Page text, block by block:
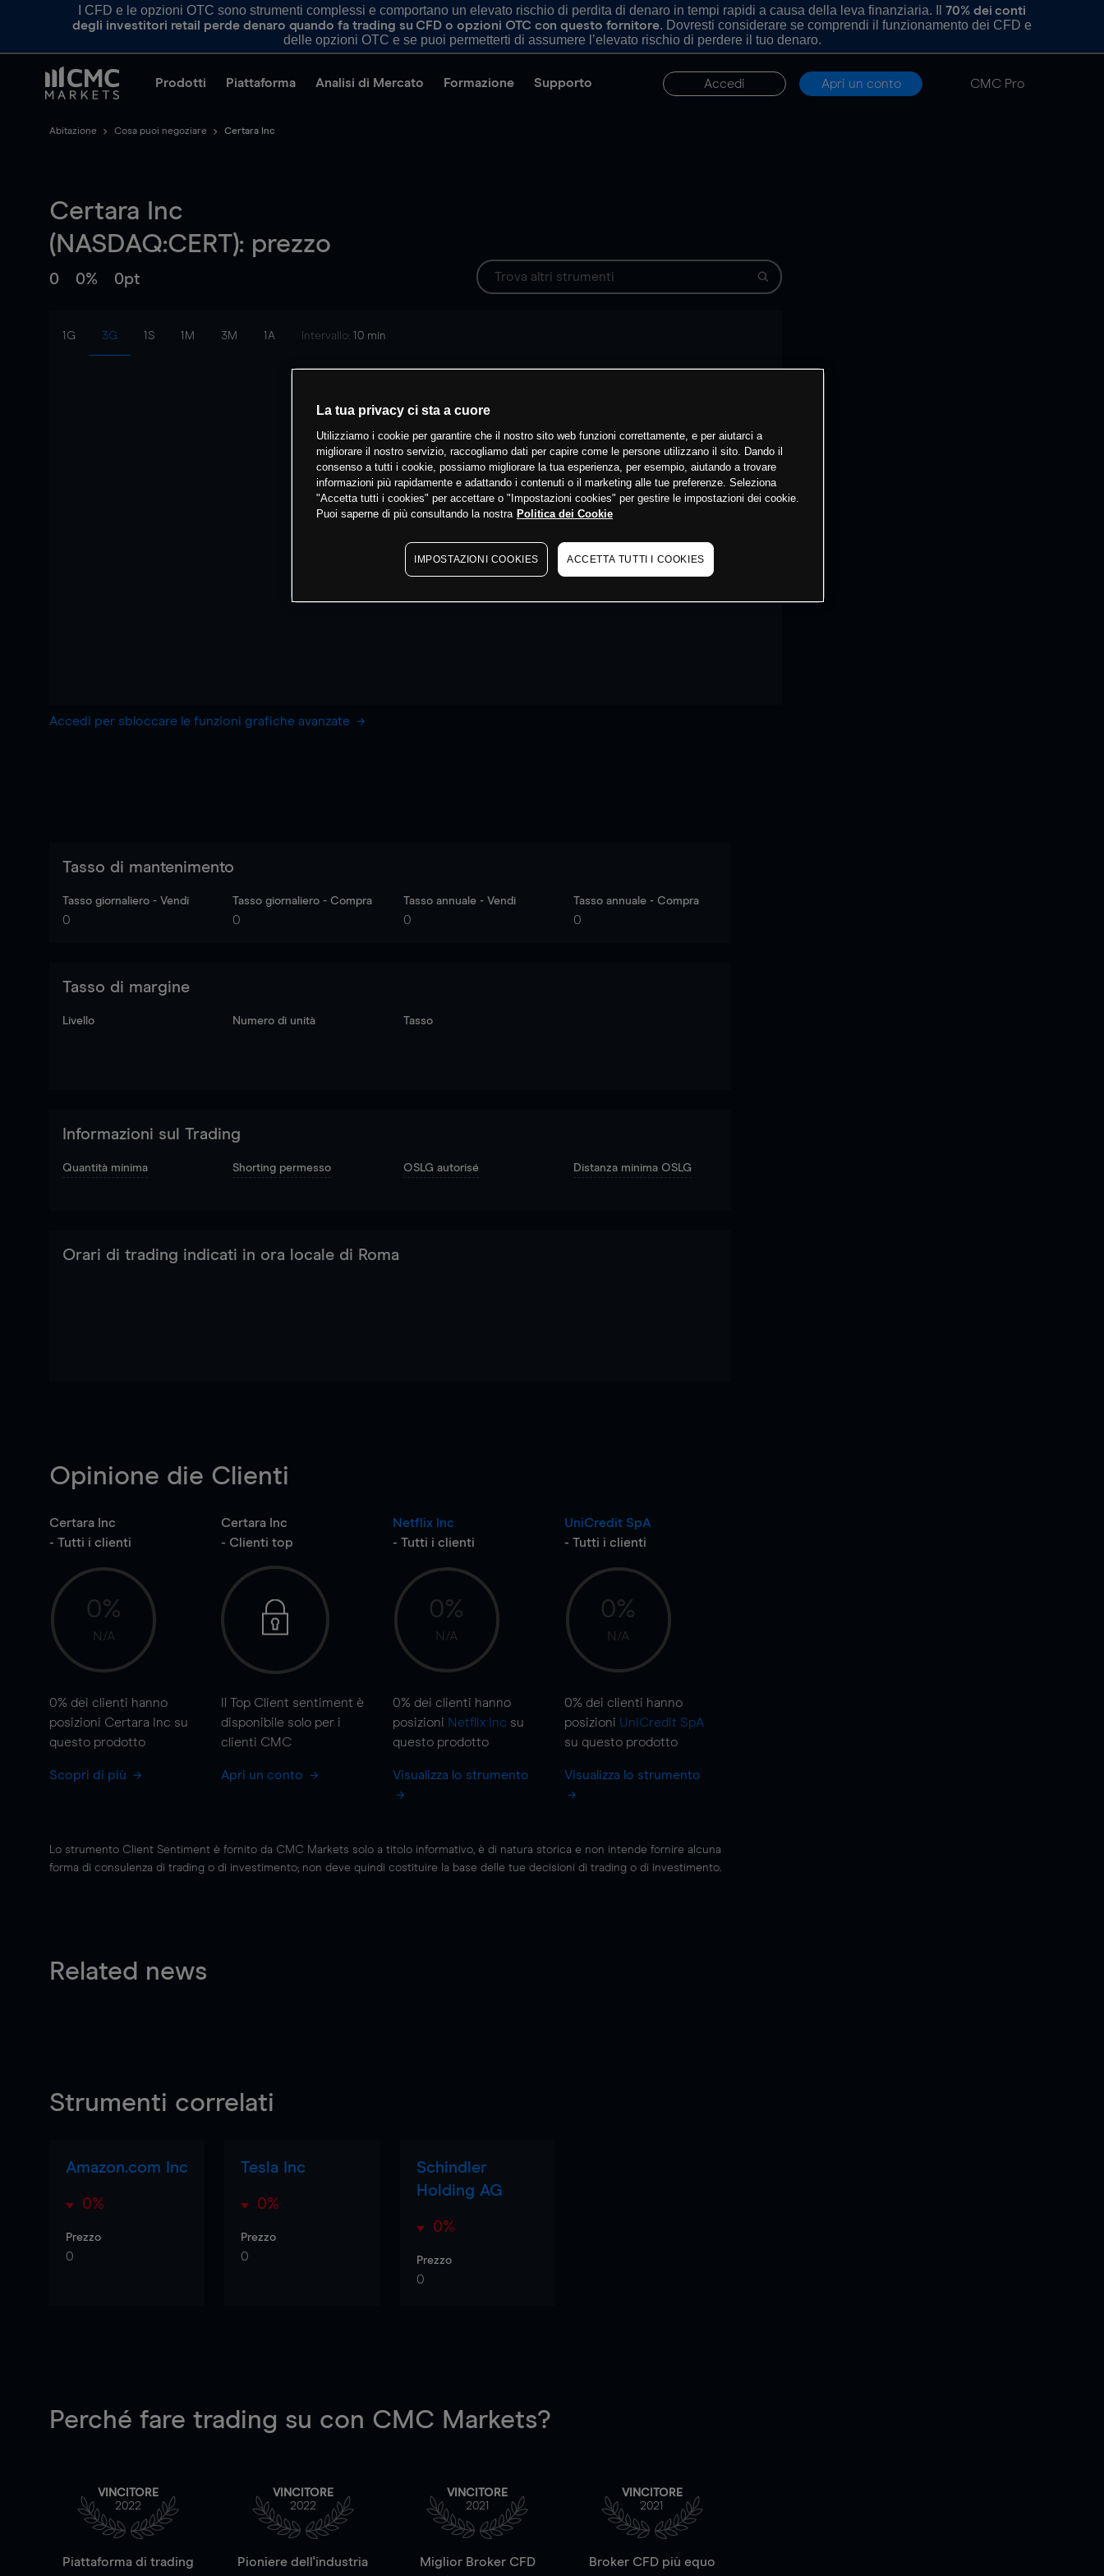
I CFD e le opzioni OTC sono strumenti complessi e comportano un elevato rischio di perdita di denaro in tempi rapidi a causa della leva finanziaria. Il 70% dei conti
degli investitori retail perde denaro quando fa trading su CFD o opzioni OTC con questo fornitore. Dovresti considerare se comprendi il funzionamento dei CFD e
delle opzioni OTC e se puoi permetterti di assumere l’elevato rischio di perdere il tuo denaro.
Prodotti Piattaforma Analisi di Mercato Formazione Supporto Accedi Apri un conto CMC Pro
Abitazione Cosa puoi negoziare Certara Inc
Certara Inc
(NASDAQ:CERT): prezzo
0 0% 0pt
1G 3G 1S 1M 3M 1A Intervallo: 10 min
Accedi per sbloccare le funzioni grafiche avanzate
Tasso di mantenimento
Tasso giornaliero - Vendi
0
Tasso giornaliero - Compra
0
Tasso annuale - Vendi
0
Tasso annuale - Compra
0
Tasso di margine
Livello Numero di unità Tasso
Informazioni sul Trading
Quantità minima Shorting permesso OSLG autorisé Distanza minima OSLG
Orari di trading indicati in ora locale di Roma
Opinione die Clienti
Certara Inc
- Tutti i clienti
0%
N/A
0% dei clienti hanno
posizioni Certara Inc su
questo prodotto
Scopri di più
Certara Inc
- Clienti top
Il Top Client sentiment è
disponibile solo per i
clienti CMC
Apri un conto
Netflix Inc
- Tutti i clienti
0%
N/A
0% dei clienti hanno
posizioni Netflix Inc su
questo prodotto
Visualizza lo strumento
UniCredit SpA
- Tutti i clienti
0%
N/A
0% dei clienti hanno
posizioni UniCredit SpA
su questo prodotto
Visualizza lo strumento
Lo strumento Client Sentiment è fornito da CMC Markets solo a titolo informativo, è di natura storica e non intende fornire alcuna
forma di consulenza di trading o di investimento; non deve quindi costituire la base delle tue decisioni di trading o di investimento.
Related news
Strumenti correlati
Amazon.com Inc
0%
Prezzo
0
Tesla Inc
0%
Prezzo
0
Schindler
Holding AG
0%
Prezzo
0
Perché fare trading su con CMC Markets?
VINCITORE
2022
Piattaforma di trading
VINCITORE
2022
Pioniere dell'industria
VINCITORE
2021
Miglior Broker CFD
VINCITORE
2021
Broker CFD più equo
La tua privacy ci sta a cuore
Utilizziamo i cookie per garantire che il nostro sito web funzioni correttamente, e per aiutarci a
migliorare il nostro servizio, raccogliamo dati per capire come le persone utilizzano il sito. Dando il
consenso a tutti i cookie, possiamo migliorare la tua esperienza, per esempio, aiutando a trovare
informazioni più rapidamente e adattando i contenuti o il marketing alle tue preferenze. Seleziona
"Accetta tutti i cookies" per accettare o "Impostazioni cookies" per gestire le impostazioni dei cookie.
Puoi saperne di più consultando la nostra Politica dei Cookie
IMPOSTAZIONI COOKIES ACCETTA TUTTI I COOKIES